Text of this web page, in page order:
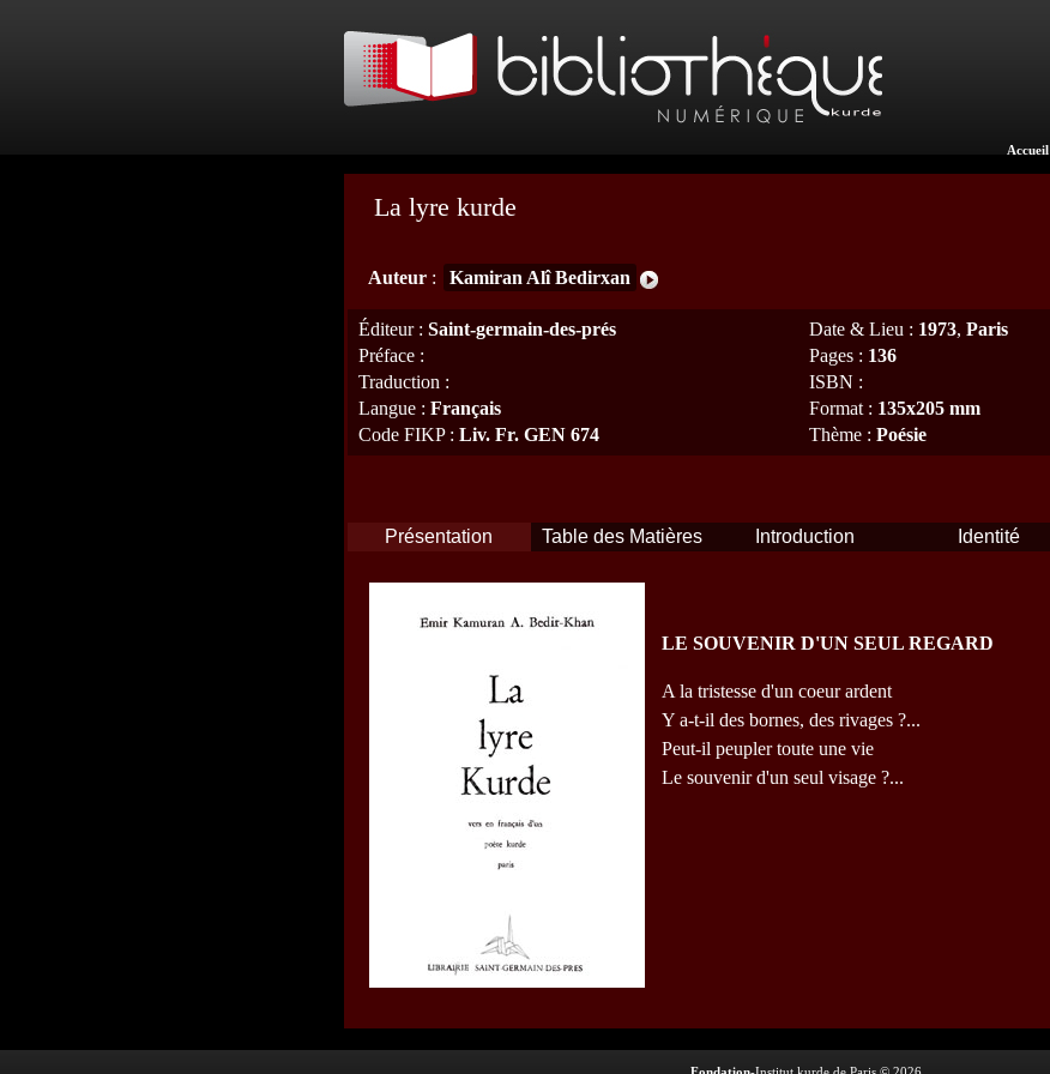
Accueil
La lyre kurde
Auteur : Kamiran Alî Bedirxan
Éditeur: Saint-germain-des-prés Date & Lieu : 1973, Paris
Préface : Pages : 136
Traduction : ISBN :
Langue : Français Format : 135x205 mm
Code FIKP: Liv. Fr. GEN 674 Thème : Poésie
Présentation Table des Matières Introduction Identité
LE SOUVENIR D'UN SEUL REGARD
A la tristesse d'un coeur ardent
Y a-t-il des bornes, des rivages ?...
Peut-il peupler toute une vie
Le souvenir d'un seul visage ?...